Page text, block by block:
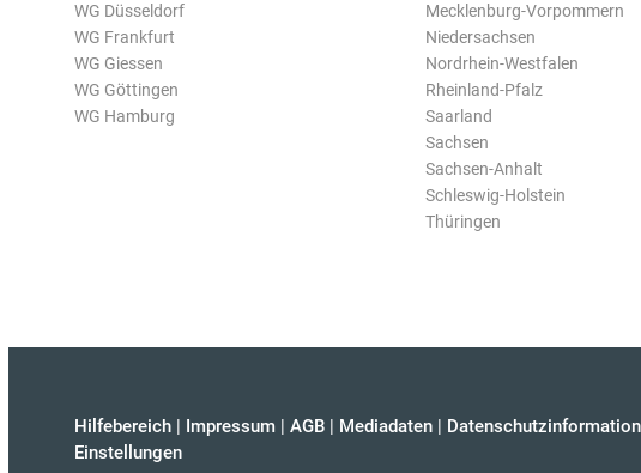
WG Düsseldorf
WG Frankfurt
WG Giessen
WG Göttingen
WG Hamburg
Mecklenburg-Vorpommern
Niedersachsen
Nordrhein-Westfalen
Rheinland-Pfalz
Saarland
Sachsen
Sachsen-Anhalt
Schleswig-Holstein
Thüringen
Hilfebereich | Impressum | AGB | Mediadaten | Datenschutzinformation
Einstellungen